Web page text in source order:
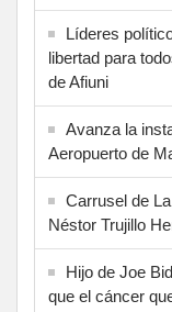
Líderes
libertad para
de Afiuni
Avanza la
Aeropuerto de
Carrusel de
Néstor Trujillo
Hijo de Joe
que el cáncer